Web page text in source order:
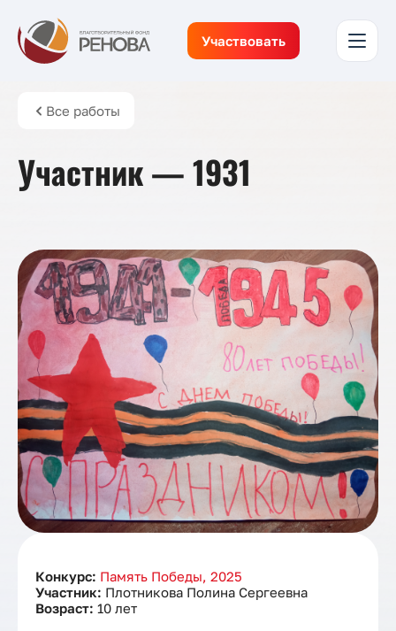
Участвовать
Все работы
Участник — 1931
Конкурс: Память Победы, 2025
Участник: Плотникова Полина Сергеевна
Возраст: 10 лет